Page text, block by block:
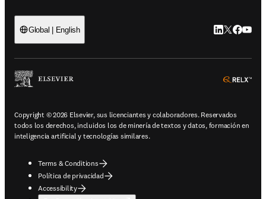
Global | English LinkedIn se
Twitter se
Copyright © 2026 Elsevier, sus licenciantes y colaboradores. Reservados
todos los derechos, incluidos los de minería de textos y datos, formación en
inteligencia artificial y tecnologías similares.
Terms & Conditions
Política de privacidad
Accessibility